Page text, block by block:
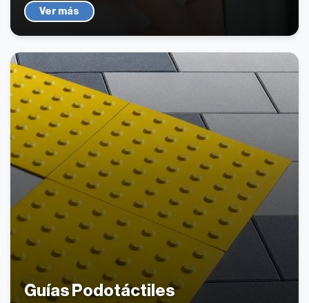
Ver más
Guías Podotáctiles